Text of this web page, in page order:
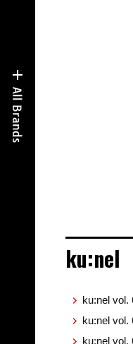
ku:nel
ku:nel vol.
ku:nel vol.
ku:nel vol.